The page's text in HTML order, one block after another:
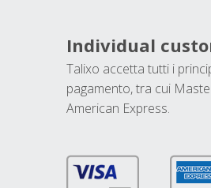
Individual
Talixo accetta tutti i
pagamento, tra cui
American Express.